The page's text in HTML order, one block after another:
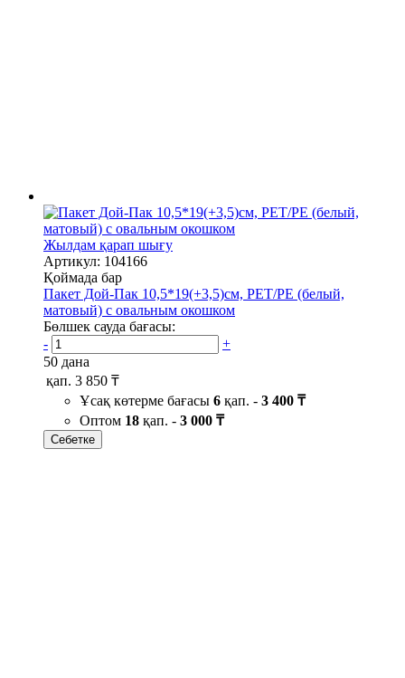
Жылдам қарап шығу
Артикул: 104166
Қоймада бар
Пакет Дой-Пак 10,5*19(+3,5)см, PET/PE (белый,
матовый) с овальным окошком
Бөлшек сауда бағасы:
-
+
50 дана
қап. 3 850 ₸
Ұсақ көтерме бағасы 6 қап. - 3 400 ₸
Оптом 18 қап. - 3 000 ₸
Себетке